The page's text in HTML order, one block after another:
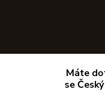
Máte
se